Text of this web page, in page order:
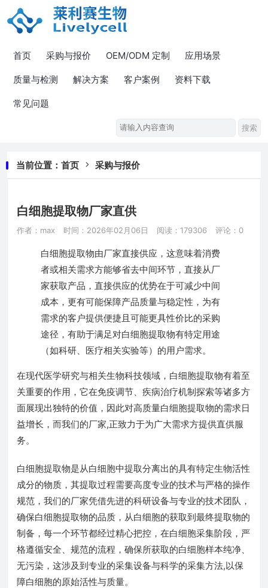
首页 采购与报价 OEM/ODM 定制 应用场景
质量与检测 解决方案 客户案例 资料下载
常见问题
当前位置： 首页 采购与报价
白细胞提取物厂家直供
作者：max 时间：2026年02月06日 阅读：179306 评论：0
白细胞提取物由厂家直接供应，这意味着消费
者或相关需求方能够省去中间环节，直接从厂
家获取产品，直接供应的优势在于可减少中间
成本，更有可能保障产品质量与稳定性，为有
需求的客户提供便捷且可能更具性价比的采购
途径，有助于满足对白细胞提取物有特定用途
（如科研、医疗相关实验等）的用户需求。
在现代医学研究与相关生物科技领域，白细胞提取物有着至
关重要的作用，它在免疫调节、疾病治疗机制探索等诸多方
面展现出独特的价值，因此对高质量白细胞提取物的需求日
益增长，而我们的厂家,正致力于为广大需求方提供直供服
务。
白细胞提取物是从白细胞中提取分离出的具有特定生物活性
成分的物质，其提取过程需要高度专业的技术与严格的操作
规范，我们的厂家凭借先进的科研设备与专业的技术团队，
确保白细胞提取物的品质，从白细胞的获取到最终提取物的
制备，每一个环节都经过精心把控，在白细胞采集阶段，严
格遵循安全、规范的流程，确保所获取的白细胞样本纯净、
无污染，这涉及到专业的采集设备与科学的采集方法,以保
障白细胞的原始活性与质量。